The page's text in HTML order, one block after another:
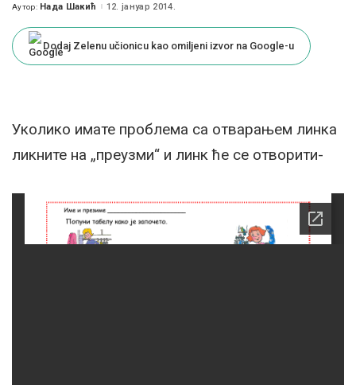
Posted
Аутор: Нада Шакић 12. јануар 2014.
Dodaj Zelenu učionicu kao omiljeni izvor na Google-u
Уколико имате проблема са отварањем линка
ликните на „преузми“ и линк ће се отворити-